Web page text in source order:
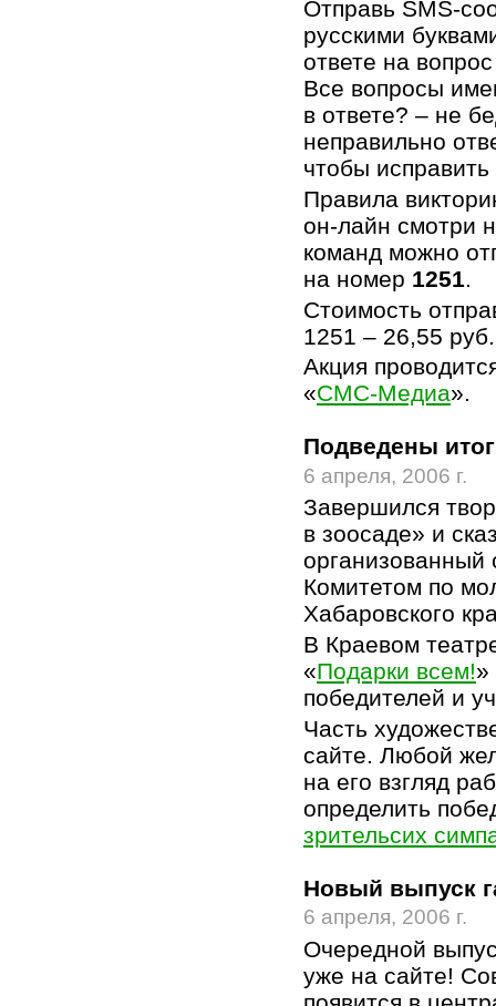
Отправь SMS-
русскими
ответе на
Все вопросы
в ответе? – не
неправильно
чтобы
Правила
он-лайн смотри
команд можно
на номер 1251.
Стоимость
1251 – 26,55
Акция
«СМС-Медиа».
Подведены
6 апреля, 2006 г.
Завершился
в зоосаде» и
Комитетом по
Хабаровского
В Краевом
«Подарки всем!»
победителей и
Часть
сайте. Любой
на его взгляд
определить
зрительсих
Новый выпуск
6 апреля, 2006 г.
Очередной
уже на сайте!